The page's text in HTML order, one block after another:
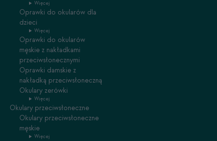
Więcej
Oprawki do okularów dla
dzieci
Więcej
Oprawki do okularów
męskie z nakładkami
przeciwsłonecznymi
Oprawki damskie z
nakładką przeciwsłoneczną
Okulary zerówki
Więcej
Okulary przeciwsłoneczne
Okulary przeciwsłoneczne
męskie
Więcej